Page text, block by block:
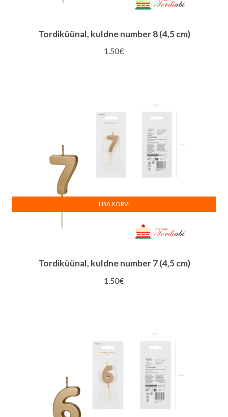
Tordiküünal, kuldne number 8 (4,5 cm)
1.50€
Tordiküünal, kuldne number 7 (4,5 cm)
1.50€
LISA KORVI